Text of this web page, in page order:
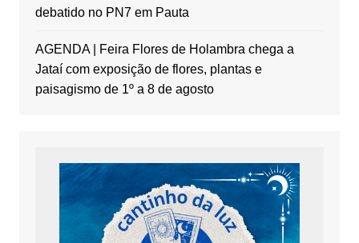
debatido no PN7 em Pauta
AGENDA | Feira Flores de Holambra chega a
Jataí com exposição de flores, plantas e
paisagismo de 1º a 8 de agosto